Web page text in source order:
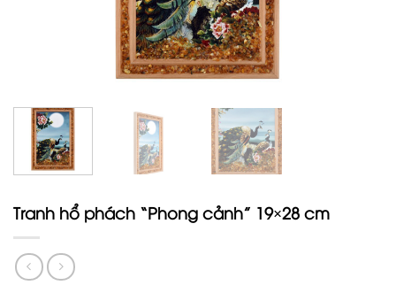
Tranh hổ phách “Phong cảnh” 19×28 cm